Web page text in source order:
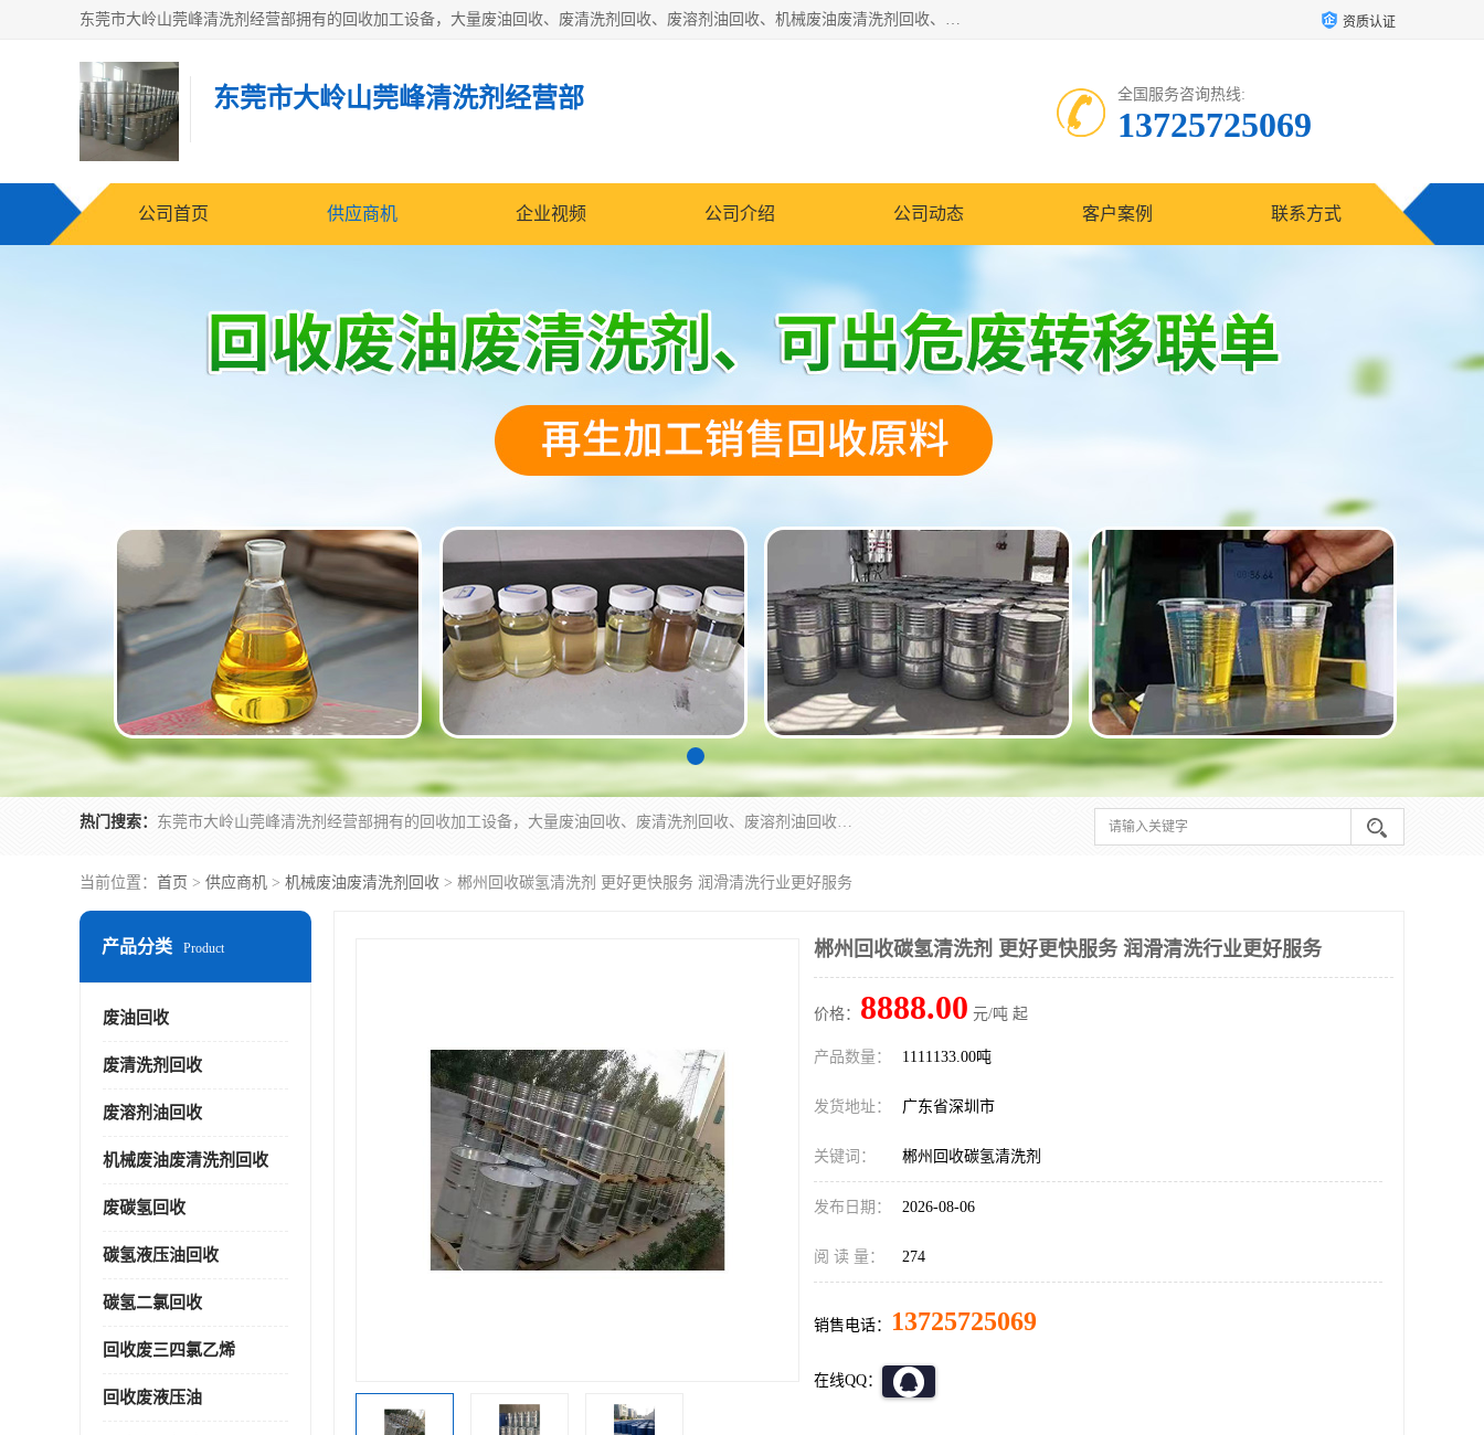
东莞市大岭山莞峰清洗剂经营部拥有的回收加工设备，大量废油回收、废清洗剂回收、废溶剂油回收、机械废油废清洗剂回收、废碳氢回收、碳氢液压油回收、碳氢二氯回收等废清洗剂处理；我们只是提供废旧化工原料的循环使用存放点，执行正规的存放，有正规的回收资质处理。同时我们公司批发零售回收级清洗剂，脱模油再生基础油，质量保证。 资质认证
东莞市大岭山莞峰清洗剂经营部 全国服务咨询热线:
13725725069
公司首页 供应商机 企业视频 公司介绍 公司动态 客户案例 联系方式
热门搜索： 东莞市大岭山莞峰清洗剂经营部拥有的回收加工设备，大量废油回收、废清洗剂回收、废溶剂油回收、机械废油废清洗剂回收、废碳氢回收、碳氢液压油回收、碳氢二氯回收等废清洗剂处理；我们只是提供废旧化工原料的循环使用存放点，执行正规的存放，有正规的回收资质处理。同时我们公司批发零售回收级清洗剂，脱模油再生基础油，质量保证。
当前位置： 首页 > 供应商机 > 机械废油废清洗剂回收 > 郴州回收碳氢清洗剂 更好更快服务 润滑清洗行业更好服务
产品分类 Product
废油回收
废清洗剂回收
废溶剂油回收
机械废油废清洗剂回收
废碳氢回收
碳氢液压油回收
碳氢二氯回收
回收废三四氯乙烯
回收废液压油
郴州回收碳氢清洗剂 更好更快服务 润滑清洗行业更好服务
价格： 8888.00 元/吨 起
产品数量： 1111133.00吨
发货地址： 广东省深圳市
关键词： 郴州回收碳氢清洗剂
发布日期： 2026-08-06
阅 读 量： 274
销售电话： 13725725069
在线QQ：